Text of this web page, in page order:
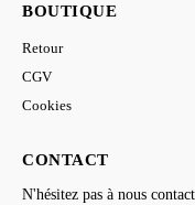
BOUTIQUE
Retour
CGV
Cookies
CONTACT
N'hésitez pas à nous